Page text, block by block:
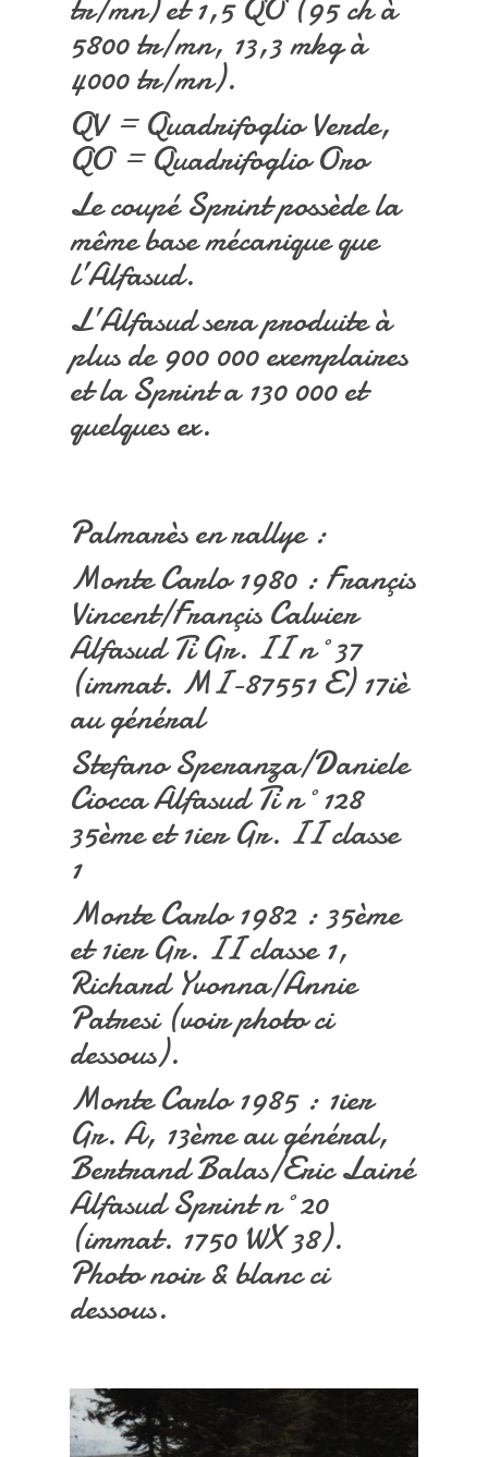
tr/mn) et 1,5 QO (95 ch à
5800 tr/mn, 13,3 mkg à
4000 tr/mn).
QV = Quadrifoglio Verde,
QO = Quadrifoglio Oro
Le coupé Sprint possède la
même base mécanique que
l’Alfasud.
L’Alfasud sera produite à
plus de 900 000 exemplaires
et la Sprint a 130 000 et
quelques ex.
Palmarès en rallye :
Monte Carlo 1980 : Françis
Vincent/Françis Calvier
Alfasud Ti Gr. II n°37
(immat. MI-87551 E) 17iè
au général
Stefano Speranza/Daniele
Ciocca Alfasud Ti n°128
35ème et 1ier Gr. II classe
1
Monte Carlo 1982 : 35ème
et 1ier Gr. II classe 1,
Richard Yvonna/Annie
Patresi (voir photo ci
dessous).
Monte Carlo 1985 : 1ier
Gr. A, 13ème au général,
Bertrand Balas/Eric Lainé
Alfasud Sprint n°20
(immat. 1750 WX 38).
Photo noir & blanc ci
dessous.